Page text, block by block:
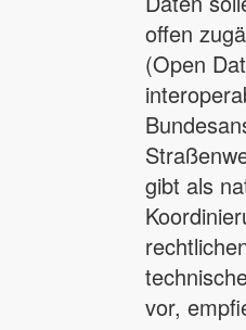
offen
(Open
gibt als
vor,